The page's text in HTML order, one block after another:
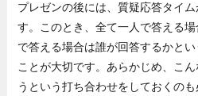
プレゼンの後には、質疑応答タイ
す。このとき、全て一人で答える
で答える場合は誰が回答するかと
ことが大切です。あらかじめ、こ
うという打ち合わせをしておくの